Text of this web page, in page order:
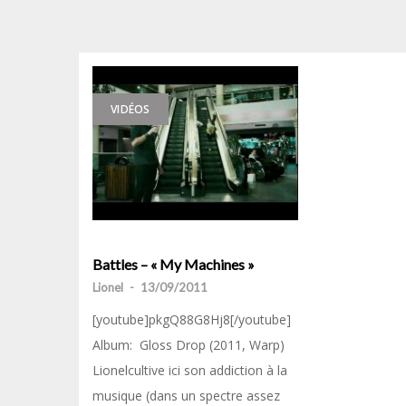
VIDÉOS
Battles – « My Machines »
Lionel - 13/09/2011
[youtube]pkgQ88G8Hj8[/youtube]
Album: Gloss Drop (2011, Warp)
Lionelcultive ici son addiction à la
musique (dans un spectre assez